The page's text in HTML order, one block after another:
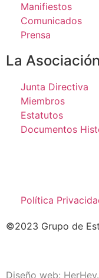
Manifiestos
Comunicados
Prensa
La Asociación
Junta Directiva
Miembros
Estatutos
Documentos
Política
©2023 Grupo de
Diseño web: